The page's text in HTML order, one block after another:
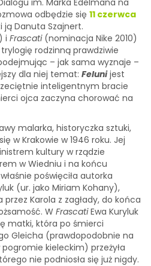
im. Marka Edelmana na
odbędzie się 11 czerwca
ją Danuta Szajnert.
i Frascati(nominacja Nike 2010)
rodzinną prawdziwie
– jak sama wyznaje –
dla niej temat: Felunijest
inteligentnym bracie
ojca zaczyna chorować na
malarka, historyczka sztuki,
w Krakowie w 1946 roku. Jej
kultury w rządzie
w Wiedniu i na końcu
poświęciła autorka
(ur. jako Miriam Kohany),
Karola z zagłady, do końca
W FrascatiEwa Kuryluk
matki, która po śmierci
Gleicha (prawdopodobnie na
kieleckim) przeżyła
nie podniosła się już nigdy.